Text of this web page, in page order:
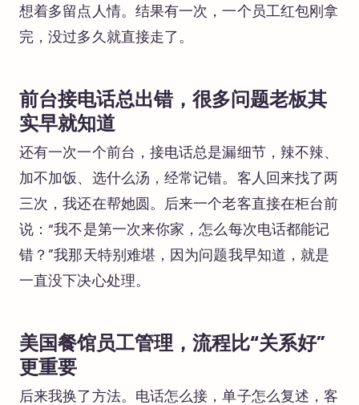
想着多留点人情。结果有一次，一个员工红包刚拿
完，没过多久就直接走了。
前台接电话总出错，很多问题老板其
实早就知道
还有一次一个前台，接电话总是漏细节，辣不辣、
加不加饭、选什么汤，经常记错。客人回来找了两
三次，我还在帮她圆。后来一个老客直接在柜台前
说：“我不是第一次来你家，怎么每次电话都能记
错？”我那天特别难堪，因为问题我早知道，就是
一直没下决心处理。
美国餐馆员工管理，流程比“关系好”
更重要
后来我换了方法。电话怎么接，单子怎么复述，客